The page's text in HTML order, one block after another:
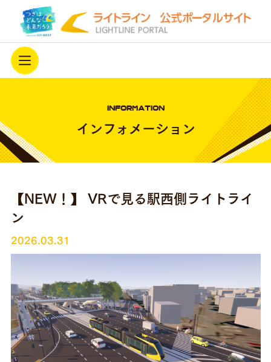
駅西側延伸
ライトラインを応援する
開業3周年キャンペーン中！
プライバシーポリシー
お問い合わせ
INFORMATION
インフォメーション
【NEW！】 VRで見る駅西側ライトライ
ン
2026.03.31